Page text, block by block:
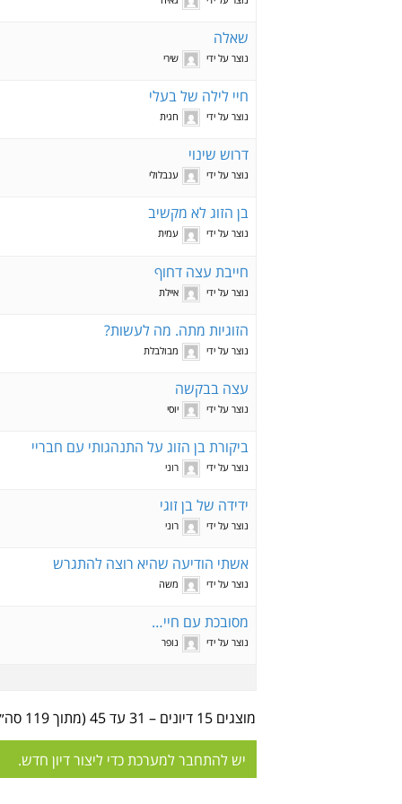
שאלה
נוצר על ידי שירי
חיי לילה של בעלי
נוצר על ידי חגית
דרוש שינוי
נוצר על ידי ענבלולי
בן הזוג לא מקשיב
נוצר על ידי עמית
חייבת עצה דחוף
נוצר על ידי איילת
הזוגיות מתה. מה לעשות?
נוצר על ידי מבולבלת
עצה בבקשה
נוצר על ידי יוסי
ביקורת בן הזוג על התנהגותי עם חבריי
נוצר על ידי רוני
ידידה של בן זוגי
נוצר על ידי רוני
אשתי הודיעה שהיא רוצה להתגרש
נוצר על ידי משה
מסובכת עם חיי…
נוצר על ידי נופר
מוצגים 15 דיונים – 31 עד 45 (מתוך 119 סה״כ)
יש להתחבר למערכת כדי ליצור דיון חדש.